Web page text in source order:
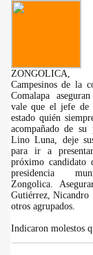
Campesinos de la
Comalapa
vale que el jefe de
estado quién
acompañado de su
Lino Luna, deje
para ir a
próximo candidato
presidencia
Zongolica.
Gutiérrez, Nicandro
otros agrupados.
Indicaron molestos